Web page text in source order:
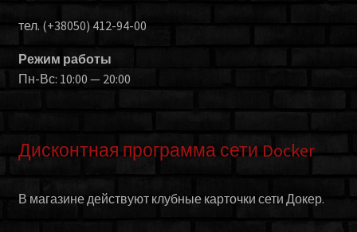
тел. (+38050) 412-94-00
Режим работы
Пн-Вс: 10:00 — 20:00
Дисконтная программа сети Docker
В магазине действуют клубные карточки сети Докер.